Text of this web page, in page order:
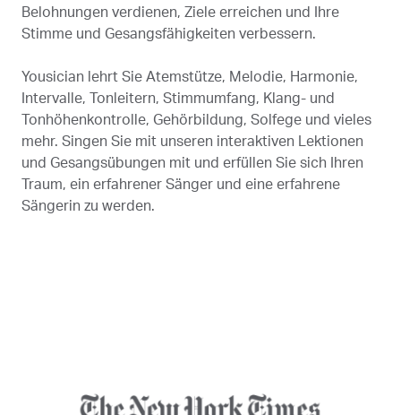
Belohnungen verdienen, Ziele erreichen und Ihre
Stimme und Gesangsfähigkeiten verbessern.
Yousician lehrt Sie Atemstütze, Melodie, Harmonie,
Intervalle, Tonleitern, Stimmumfang, Klang- und
Tonhöhenkontrolle, Gehörbildung, Solfege und vieles
mehr. Singen Sie mit unseren interaktiven Lektionen
und Gesangsübungen mit und erfüllen Sie sich Ihren
Traum, ein erfahrener Sänger und eine erfahrene
Sängerin zu werden.